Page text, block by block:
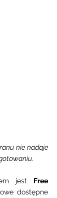
nie nadaje
jest Free
dostępne